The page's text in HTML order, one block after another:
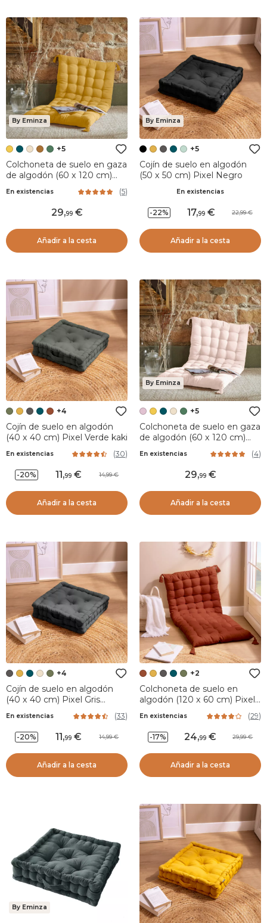
By Eminza
+5
Colchoneta de suelo en gaza
de algodón (60 x 120 cm)
En existencias (5)
29,99
Añadir a la cesta
By Eminza
+5
Cojín de suelo en algodón
(50 x 50 cm) Pixel Negro
En existencias
-22% 17,99 22,99
Añadir a la cesta
+4
Cojín de suelo en algodón
(40 x 40 cm) Pixel Verde kaki
En existencias (30)
-20% 11,99 14,99
Añadir a la cesta
By Eminza
+5
Colchoneta de suelo en gaza
de algodón (60 x 120 cm)
En existencias (4)
29,99
Añadir a la cesta
+4
Cojín de suelo en algodón
(40 x 40 cm) Pixel Gris
En existencias (33)
-20% 11,99 14,99
Añadir a la cesta
+2
Colchoneta de suelo en
algodón (120 x 60 cm) Pixel
En existencias (29)
-17% 24,99 29,99
Añadir a la cesta
By Eminza